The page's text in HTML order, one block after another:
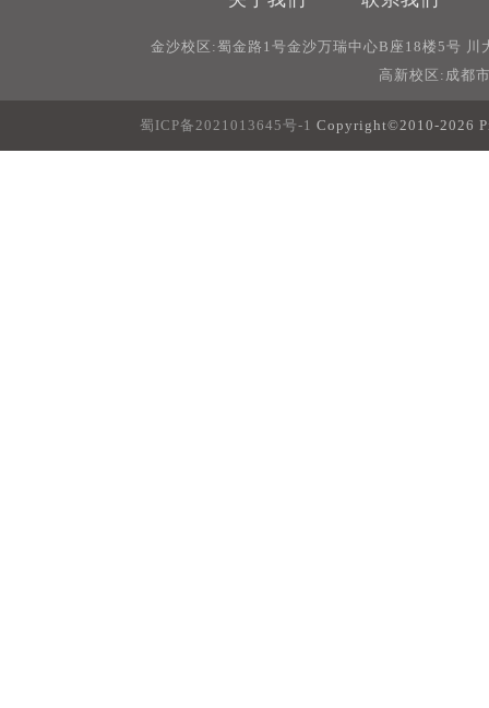
金沙校区:蜀金路1号金沙万瑞中心B座18楼5号
高新校区:成都
蜀ICP备2021013645号-1 Copyright©2010-2026